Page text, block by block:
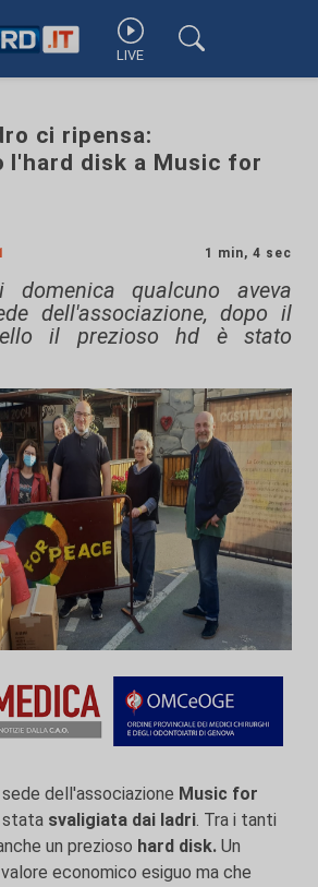
LIVE
ci ripensa:
l'hard disk a Music for
1 min, 4 sec
qualcuno aveva
dell'associazione, dopo il
il prezioso hd è stato
dell'associazione Music for
stata svaligiata dai ladri. Tra i tanti
un prezioso hard disk. Un
economico esiguo ma che